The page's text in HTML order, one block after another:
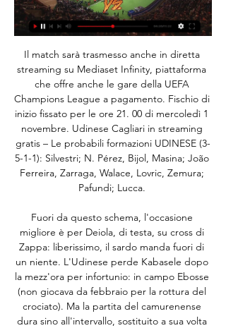
Il match sarà trasmesso anche in diretta
streaming su Mediaset Infinity, piattaforma
che offre anche le gare della UEFA
Champions League a pagamento. Fischio di
inizio fissato per le ore 21. 00 di mercoledì 1
novembre. Udinese Cagliari in streaming
gratis – Le probabili formazioni UDINESE (3-
5-1-1): Silvestri; N. Pérez, Bijol, Masina; João
Ferreira, Zarraga, Walace, Lovric, Zemura;
Pafundi; Lucca.
Fuori da questo schema, l'occasione
migliore è per Deiola, di testa, su cross di
Zappa: liberissimo, il sardo manda fuori di
un niente. L'Udinese perde Kabasele dopo
la mezz'ora per infortunio: in campo Ebosse
(non giocava da febbraio per la rottura del
crociato). Ma la partita del camurenense
dura sino all'intervallo, sostituito a sua volta